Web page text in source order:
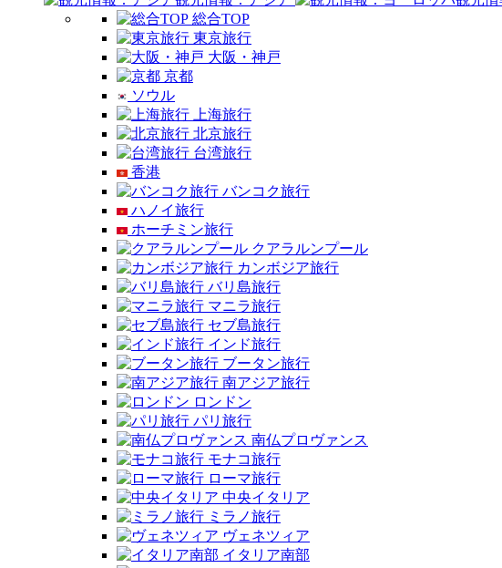
総合TOP
東京旅行
大阪・神戸
京都
ソウル
上海旅行
北京旅行
台湾旅行
香港
バンコク旅行
ハノイ旅行
ホーチミン旅行
クアラルンプール
カンボジア旅行
バリ島旅行
マニラ旅行
セブ島旅行
インド旅行
ブータン旅行
南アジア旅行
ロンドン
パリ旅行
南仏プロヴァンス
モナコ旅行
ローマ旅行
中央イタリア
ミラノ旅行
ヴェネツィア
イタリア南部